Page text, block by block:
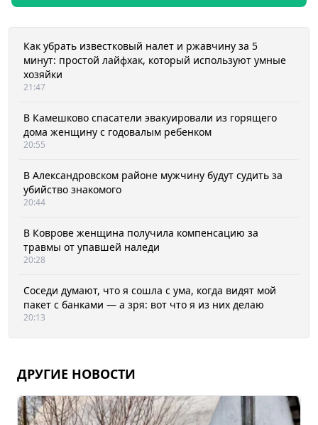
Как убрать известковый налет и ржавчину за 5
минут: простой лайфхак, который используют умные
хозяйки
21:47
В Камешково спасатели эвакуировали из горящего
дома женщину с годовалым ребенком
20:55
В Александровском районе мужчину будут судить за
убийство знакомого
20:44
В Коврове женщина получила компенсацию за
травмы от упавшей наледи
20:28
Соседи думают, что я сошла с ума, когда видят мой
пакет с банками — а зря: вот что я из них делаю
20:13
ДРУГИЕ НОВОСТИ